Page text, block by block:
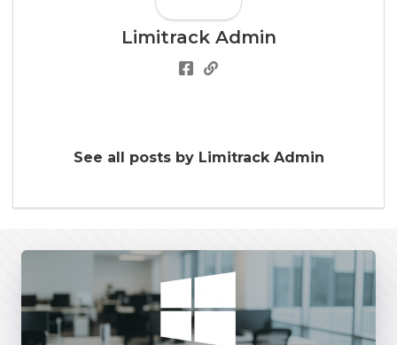
Limitrack Admin
See all posts by Limitrack Admin